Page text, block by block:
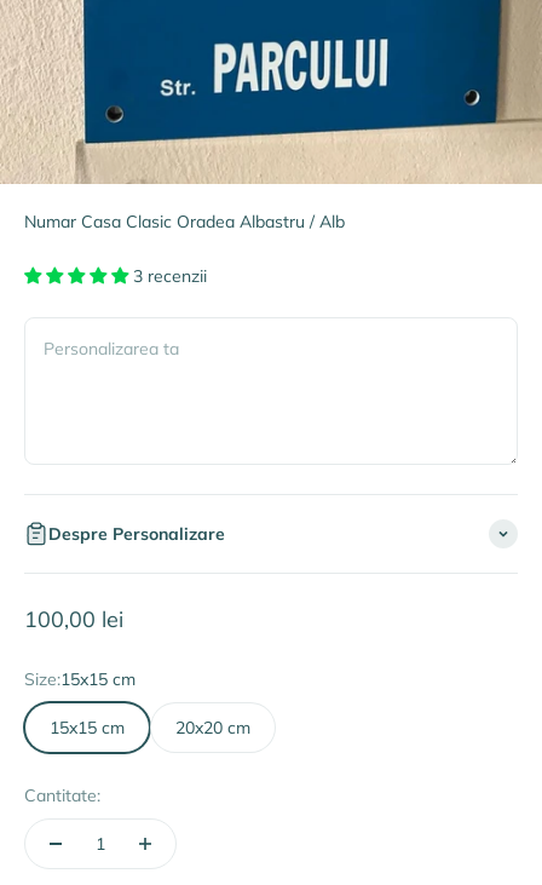
Numar Casa Clasic Oradea Albastru / Alb
3 recenzii
Personalizarea ta
Despre Personalizare
Preț redus
100,00 lei
Size:15x15 cm
15x15 cm 20x20 cm
Cantitate: